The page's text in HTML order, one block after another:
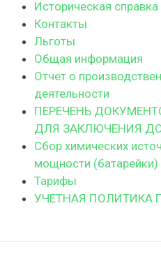
Историческая справка
Контакты
Льготы
Общая информация
Отчет о
деятельности
ПЕРЕЧЕНЬ
ДЛЯ ЗАКЛЮЧЕНИЯ
Сбор химических
мощности (батарейки)
Тарифы
УЧЕТНАЯ ПОЛИТИКА